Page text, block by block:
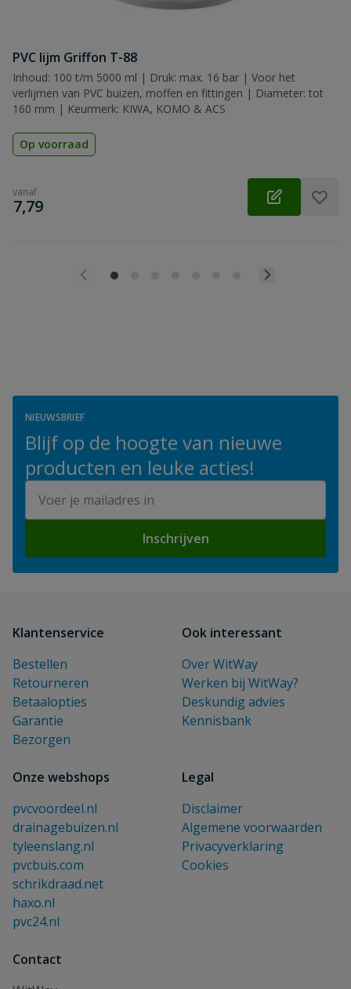
PVC lijm Griffon T-88
Inhoud: 100 t/m 5000 ml | Druk: max. 16 bar | Voor het
verlijmen van PVC buizen, moffen en fittingen | Diameter: tot
160 mm | Keurmerk: KIWA, KOMO & ACS
Op voorraad
vanaf
€
7,79
NIEUWSBRIEF
Blijf op de hoogte van nieuwe
producten en leuke acties!
Inschrijven
Klantenservice
Bestellen
Retourneren
Betaalopties
Garantie
Bezorgen
Ook interessant
Over WitWay
Werken bij WitWay?
Deskundig advies
Kennisbank
Onze webshops
pvcvoordeel.nl
drainagebuizen.nl
tyleenslang.nl
pvcbuis.com
schrikdraad.net
haxo.nl
pvc24.nl
Legal
Disclaimer
Algemene voorwaarden
Privacyverklaring
Cookies
Contact